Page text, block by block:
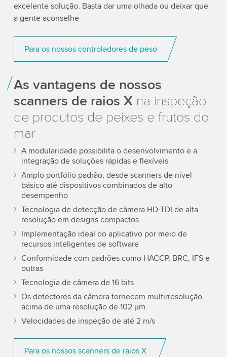
excelente solução. Basta dar uma olhada ou deixar que
a gente aconselhe
Para os nossos controladores de peso
As vantagens de nossos
scanners de raios Xna inspeção
de produtos de peixes e frutos do
mar
A modularidade possibilita o desenvolvimento e a
integração de soluções rápidas e flexíveis
Amplo portfólio padrão, desde scanners de nível
básico até dispositivos combinados de alto
desempenho
Tecnologia de detecção de câmera HD-TDI de alta
resolução em designs compactos
Implementação ideal do aplicativo por meio de
recursos inteligentes de software
Conformidade com padrões como HACCP, BRC, IFS e
outras
Tecnologia de câmera de 16 bits
Os detectores da câmera fornecem multirresolução
acima de uma resolução de 102 µm
Velocidades de inspeção de até 2 m/s
Para os nossos scanners de raios X